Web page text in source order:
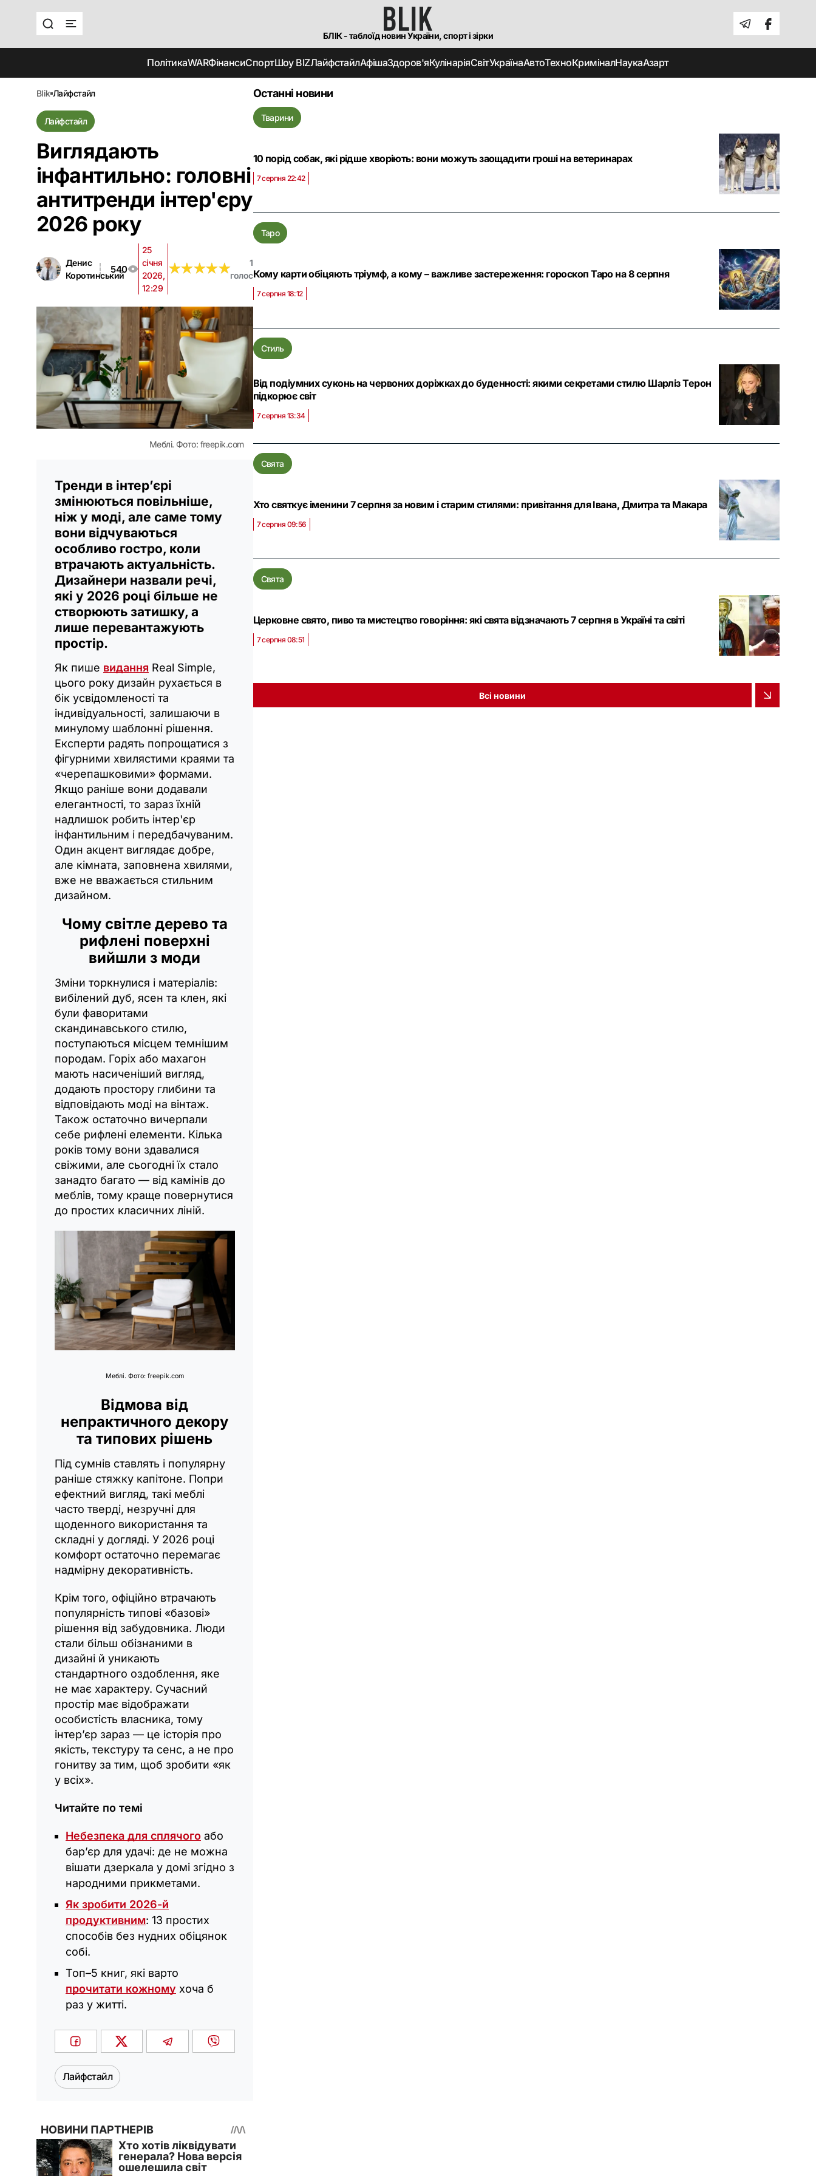
БЛІК - таблоїд новин України, спорт і зірки
ПолітикаWARФінансиСпортШоу BIZЛайфстайлАфішаЗдоров'яКулінаріяСвітУкраїнаАвтоТехноКриміналНаукаАзарт
blik лайфстайл
Лайфстайл
Виглядають
інфантильно: головні
антитренди інтер'єру
2026 року
Денис
Коротинський
540
25
січня
2026,
12:29
★★★★★
★★★★★
1
голос
Меблі. Фото: freepik.com
Тренди в інтер’єрі
змінюються повільніше,
ніж у моді, але саме тому
вони відчуваються
особливо гостро, коли
втрачають актуальність.
Дизайнери назвали речі,
які у 2026 році більше не
створюють затишку, а
лише перевантажують
простір.
Як пише видання Real Simple,
цього року дизайн рухається в
бік усвідомленості та
індивідуальності, залишаючи в
минулому шаблонні рішення.
Експерти радять попрощатися з
фігурними хвилястими краями та
«черепашковими» формами.
Якщо раніше вони додавали
елегантності, то зараз їхній
надлишок робить інтер'єр
інфантильним і передбачуваним.
Один акцент виглядає добре,
але кімната, заповнена хвилями,
вже не вважається стильним
дизайном.
Чому світле дерево та
рифлені поверхні
вийшли з моди
Зміни торкнулися і матеріалів:
вибілений дуб, ясен та клен, які
були фаворитами
скандинавського стилю,
поступаються місцем темнішим
породам. Горіх або махагон
мають насиченіший вигляд,
додають простору глибини та
відповідають моді на вінтаж.
Також остаточно вичерпали
себе рифлені елементи. Кілька
років тому вони здавалися
свіжими, але сьогодні їх стало
занадто багато — від камінів до
меблів, тому краще повернутися
до простих класичних ліній.
Меблі. Фото: freepik.com
Відмова від
непрактичного декору
та типових рішень
Під сумнів ставлять і популярну
раніше стяжку капітоне. Попри
ефектний вигляд, такі меблі
часто тверді, незручні для
щоденного використання та
складні у догляді. У 2026 році
комфорт остаточно перемагає
надмірну декоративність.
Крім того, офіційно втрачають
популярність типові «базові»
рішення від забудовника. Люди
стали більш обізнаними в
дизайні й уникають
стандартного оздоблення, яке
не має характеру. Сучасний
простір має відображати
особистість власника, тому
інтер’єр зараз — це історія про
якість, текстуру та сенс, а не про
гонитву за тим, щоб зробити «як
у всіх».
Читайте по темі
Небезпека для сплячого або
бар’єр для удачі: де не можна
вішати дзеркала у домі згідно з
народними прикметами.
Як зробити 2026-й
продуктивним: 13 простих
способів без нудних обіцянок
собі.
Топ–5 книг, які варто
прочитати кожному хоча б
раз у житті.
Лайфстайл
Останні новини
Тварини
10 порід собак, які рідше хворіють: вони можуть заощадити гроші на ветеринарах
7 серпня 22:42
Таро
Кому карти обіцяють тріумф, а кому – важливе застереження: гороскоп Таро на 8 серпня
7 серпня 18:12
Стиль
Від подіумних суконь на червоних доріжках до буденності: якими секретами стилю Шарліз Терон
підкорює світ
7 серпня 13:34
Свята
Хто святкує іменини 7 серпня за новим і старим стилями: привітання для Івана, Дмитра та Макара
7 серпня 09:56
Свята
Церковне свято, пиво та мистецтво говоріння: які свята відзначають 7 серпня в Україні та світі
7 серпня 08:51
Всі новини